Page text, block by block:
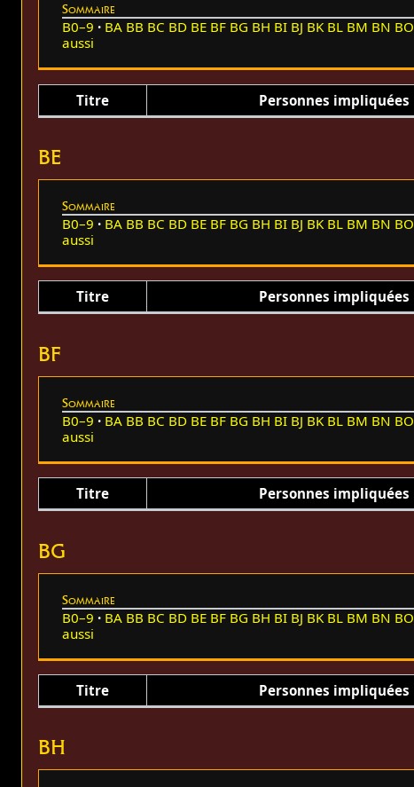
Sommaire
B0–9 BA BB BC BD BE BF BG BH BI BJ BK BL BM BN BO
aussi
Titre Personnes impliquées
BE
Sommaire
B0–9 BA BB BC BD BE BF BG BH BI BJ BK BL BM BN BO
aussi
Titre Personnes impliquées
BF
Sommaire
B0–9 BA BB BC BD BE BF BG BH BI BJ BK BL BM BN BO
aussi
Titre Personnes impliquées
BG
Sommaire
B0–9 BA BB BC BD BE BF BG BH BI BJ BK BL BM BN BO
aussi
Titre Personnes impliquées
BH